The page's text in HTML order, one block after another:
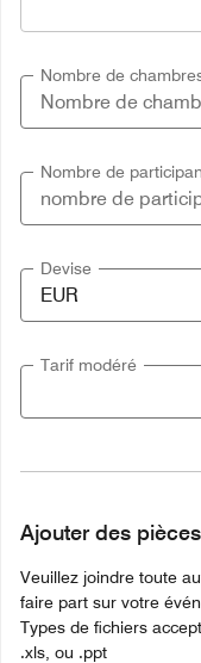
Nombre de
Nombre de
Devise
Tarif modéré
Ajouter des
Veuillez joindre toute
faire part sur votre
Types de fichiers
.xls, ou .ppt